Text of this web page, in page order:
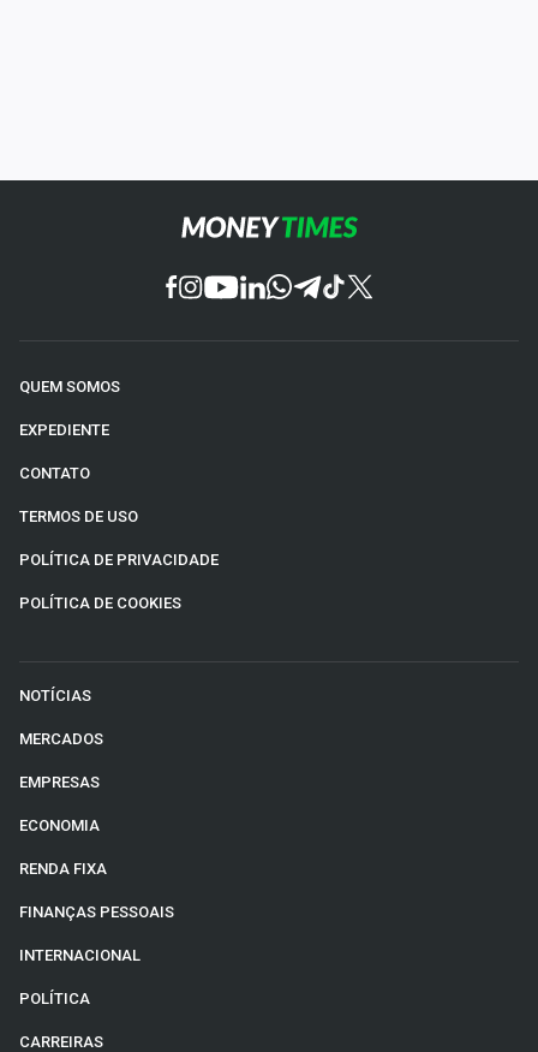
QUEM SOMOS
EXPEDIENTE
CONTATO
TERMOS DE USO
POLÍTICA DE PRIVACIDADE
POLÍTICA DE COOKIES
NOTÍCIAS
MERCADOS
EMPRESAS
ECONOMIA
RENDA FIXA
FINANÇAS PESSOAIS
INTERNACIONAL
POLÍTICA
CARREIRAS